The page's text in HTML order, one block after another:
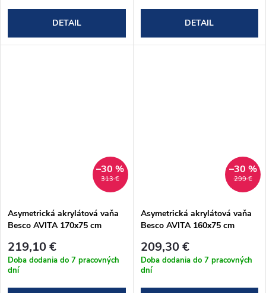
DETAIL DETAIL
313 €
–30 %
Asymetrická akrylátová vaňa
Besco AVITA 170x75 cm
219,10 €
Doba dodania do 7 pracovných
dní
299 €
–30 %
Asymetrická akrylátová vaňa
Besco AVITA 160x75 cm
209,30 €
Doba dodania do 7 pracovných
dní